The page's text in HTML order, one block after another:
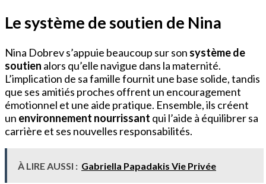
Le système de soutien de Nina
Nina Dobrev s’appuie beaucoup sur son système de
soutien alors qu’elle navigue dans la maternité.
L’implication de sa famille fournit une base solide, tandis
que ses amitiés proches offrent un encouragement
émotionnel et une aide pratique. Ensemble, ils créent
un environnement nourrissant qui l’aide à équilibrer sa
carrière et ses nouvelles responsabilités.
À LIRE AUSSI : Gabriella Papadakis Vie Privée